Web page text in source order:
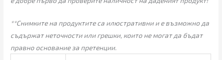
**Снимките на продуктите са илюстративни и е възможно да
съдържат неточности или грешки, които не могат да бъдат
правно основание за претенции.